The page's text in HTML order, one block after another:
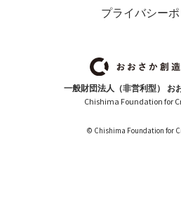
プライバシー
一般財団法人（非営利型） お
Chishima Foundation for
© Chishima Foundation for